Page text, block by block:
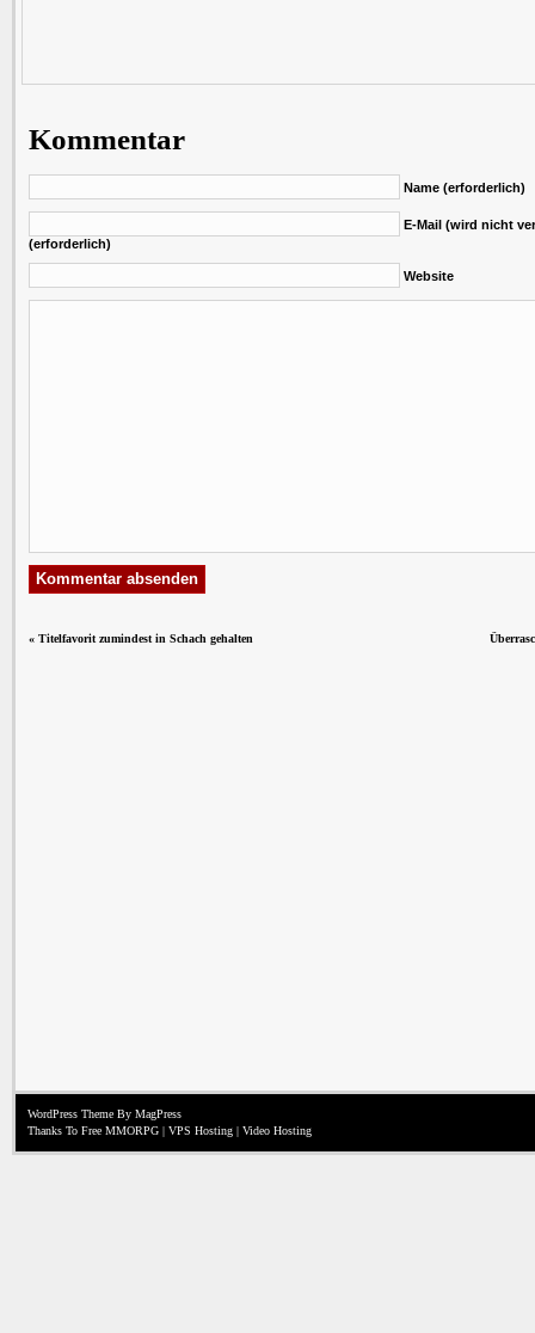
Kommentar
Name (erforderlich)
E-Mail (wird nicht
(erforderlich)
Website
« Titelfavorit zumindest in Schach gehalten
WordPress Theme By MagPress
Thanks To Free MMORPG | VPS Hosting | Video Hosting